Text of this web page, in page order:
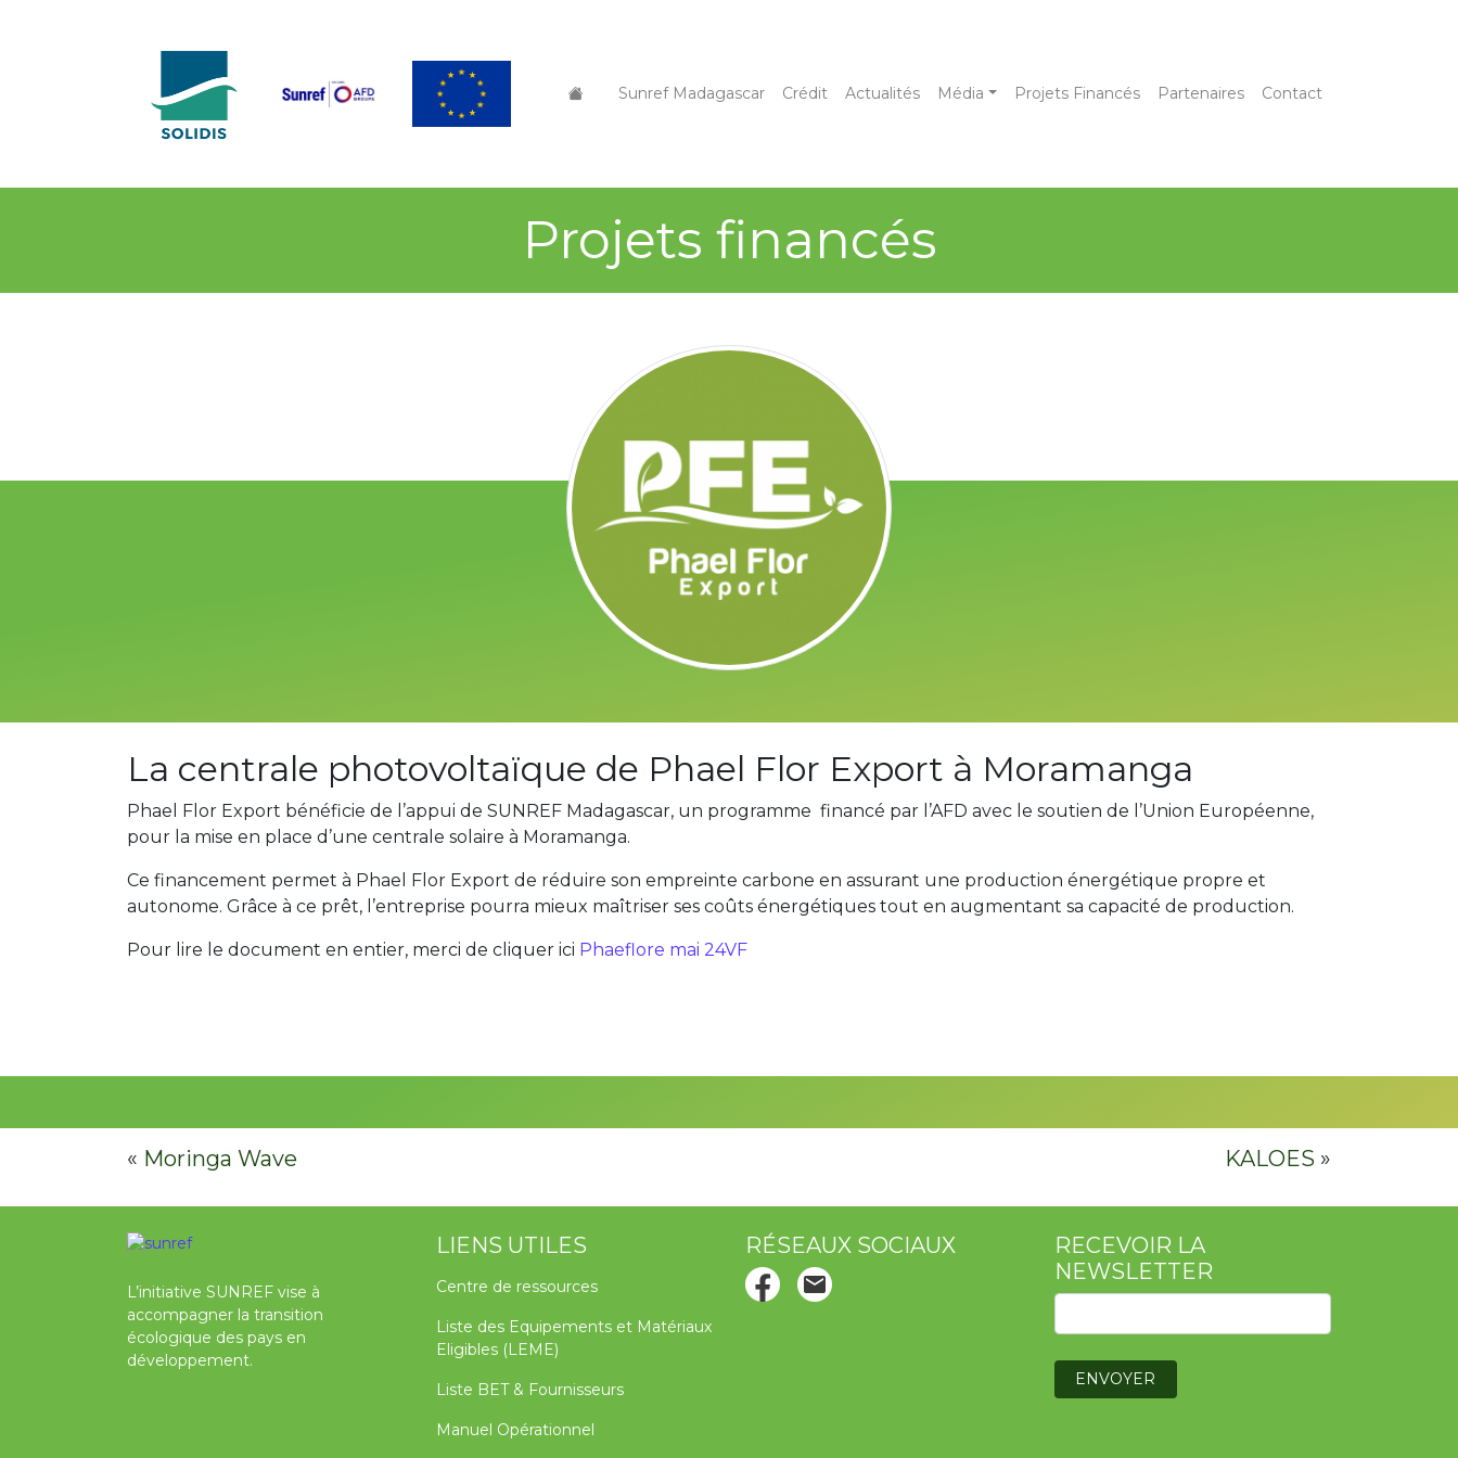
Sunref Madagascar Crédit Actualités Média Projets Financés Partenaires Contact
Projets financés
La centrale photovoltaïque de Phael Flor Export à Moramanga
Phael Flor Export bénéficie de l’appui de SUNREF Madagascar, un programme financé par l’AFD avec le soutien de l’Union Européenne,
pour la mise en place d’une centrale solaire à Moramanga.
Ce financement permet à Phael Flor Export de réduire son empreinte carbone en assurant une production énergétique propre et
autonome. Grâce à ce prêt, l’entreprise pourra mieux maîtriser ses coûts énergétiques tout en augmentant sa capacité de production.
Pour lire le document en entier, merci de cliquer ici Phaeflore mai 24VF
« Moringa Wave KALOES »
L’initiative SUNREF vise à
accompagner la transition
écologique des pays en
développement.
LIENS UTILES
Centre de ressources
Liste des Equipements et Matériaux
Eligibles (LEME)
Liste BET & Fournisseurs
Manuel Opérationnel
RÉSEAUX SOCIAUX
RECEVOIR LA
NEWSLETTER